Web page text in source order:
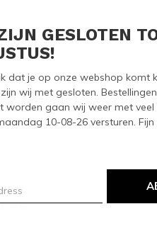
GESLOTEN
dat je op onze webshop komt
wij met gesloten.
worden gaan wij weer met veel
10-08-26 versturen.
1 of the 1 products